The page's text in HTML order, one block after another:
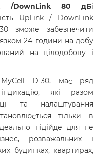
/DownLink 80 дБі
UpLink / DownLink
зможе забезпечити
24 години на добу
на цілодобову і
MyCell D-30, має ряд
які разом
та налаштування
тільки в
підійде для не
розважальних і
будинках, квартирах,